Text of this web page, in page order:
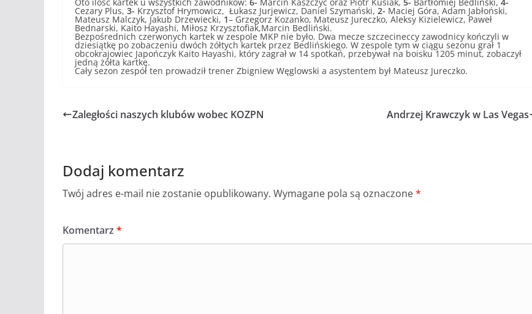
Cezary Plus, 3- Krzysztof Hrymowicz, Łukasz Jurjewicz, Daniel Szymański, 2- Maciej Góra, Adam Jabłoński,
Mateusz Malczyk, Jakub Drzewiecki, 1– Grzegorz Kozanko, Mateusz Jureczko, Aleksy Kizielewicz, Paweł
Bednarski, Kaito Hayashi, Miłosz Krzysztofiak,Marcin Bedliński.
Bezpośrednich czerwonych kartek w zespole MKP nie było. Dwa mecze szczecineccy zawodnicy kończyli w
dziesiątkę po zobaczeniu dwóch żółtych kartek przez Bedlińskiego. W zespole tym w ciągu sezonu grał 1
obcokrajowiec Japończyk Kaito Hayashi, który zagrał w 14 spotkań, przebywał na boisku 1205 minut, zobaczył
jedną żółta kartkę.
Cały sezon zespół ten prowadził trener Zbigniew Węglowski a asystentem był Mateusz Jureczko.
Zaległości naszych klubów wobec KOZPN Andrzej Krawczyk w Las Vegas
Dodaj komentarz
Twój adres e-mail nie zostanie opublikowany. Wymagane pola są oznaczone*
Komentarz *